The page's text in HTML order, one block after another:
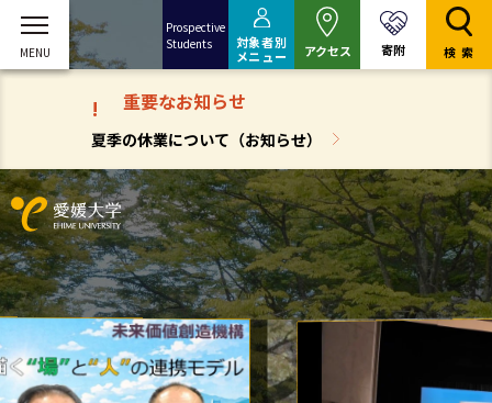
Prospective
Students
対象者別
メニュー
アクセス 寄附 検索
! 重要なお知らせ
夏季の休業について（お知らせ）